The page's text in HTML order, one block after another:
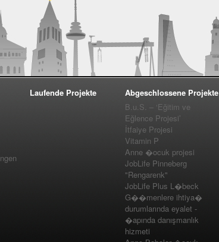
Laufende Projekte
Abgeschlossene Projekte
B.u.S. – ‘Eğitim ve
Eğlence Projesi’
İtfaiye Projesi
Vitamin P
Anne �ocuk projesi
JobLife Pinneberg
"Rengarenk"
JobLife Plus L�beck
G��menlere ihtiya�
durumlarında eyalet -
�apında danışmanlık
hizmeti